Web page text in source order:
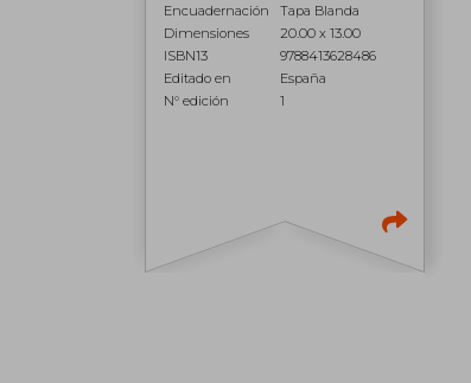
Encuadernación
Tapa Blanda
Dimensiones
20.00 x 13.00
ISBN13
9788413628486
Editado en
España
N° edición
1